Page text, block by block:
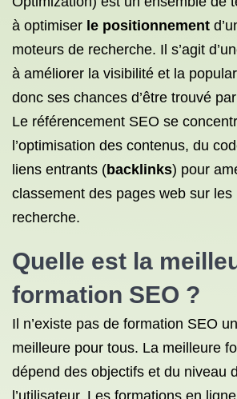
à optimiser le positionnement
moteurs de recherche. Il s’agit
à améliorer la visibilité et la
donc ses chances d’être trouvé
Le référencement SEO se
l’optimisation des contenus, du
liens entrants (backlinks) pour
classement des pages web sur les
recherche.
Quelle est la
formation SEO ?
Il n’existe pas de formation SEO
meilleure pour tous. La meilleure
dépend des objectifs et du niveau
l’utilisateur. Les formations en